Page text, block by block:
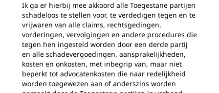
Ik ga er hierbij mee akkoord alle Toegestane partijen
schadeloos te stellen voor, te verdedigen tegen en te
vrijwaren van alle claims, rechtsgedingen,
vorderingen, vervolgingen en andere procedures die
tegen hen ingesteld worden door een derde partij
en alle schadevergoedingen, aansprakelijkheden,
kosten en onkosten, met inbegrip van, maar niet
beperkt tot advocatenkosten die naar redelijkheid
worden toegewezen aan of anderszins worden